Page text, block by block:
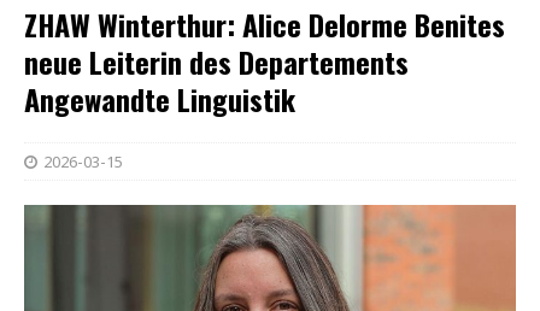
ZHAW Winterthur: Alice Delorme Benites
neue Leiterin des Departements
Angewandte Linguistik
2026-03-15